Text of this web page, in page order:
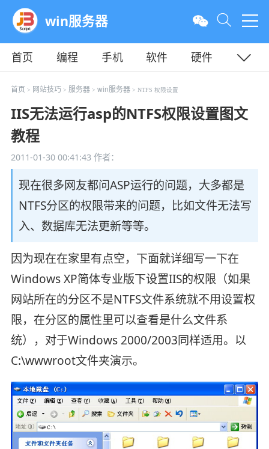
win服务器
首页 编程 手机 软件
硬件
教程
平面 服务器
首页 > 网站技巧 > 服务器> win服务器> NTFS 权限设置
IIS无法运行asp的NTFS权限设置图文
教程
2011-01-30 00:41:43作者：
现在很多网友都问ASP运行的问题，大多都是
NTFS分区的权限带来的问题，比如文件无法写
入、数据库无法更新等等。
因为现在在家里有点空，下面就详细写一下在
Windows XP简体专业版下设置IIS的权限（如果
网站所在的分区不是NTFS文件系统就不用设置权
限，在分区的属性里可以查看是什么文件系
统），对于Windows 2000/2003同样适用。以
C:\wwwroot文件夹演示。